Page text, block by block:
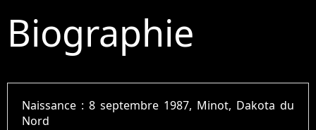
Biographie
Naissance :8 septembre 1987, Minot, Dakota du
Nord